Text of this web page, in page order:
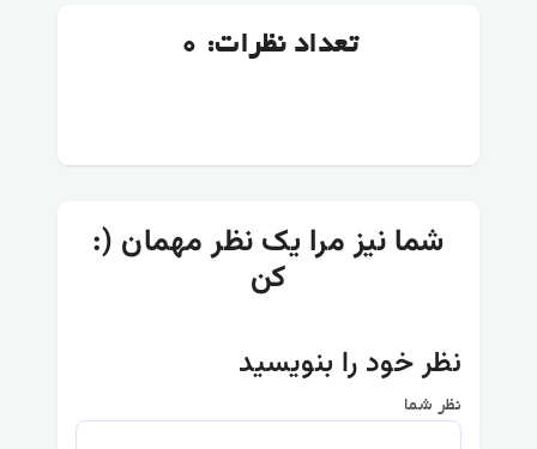
تعداد نظرات: 0
:) شما نیز مرا یک نظر مهمان
کن
نظر خود را بنویسید
نظر شما